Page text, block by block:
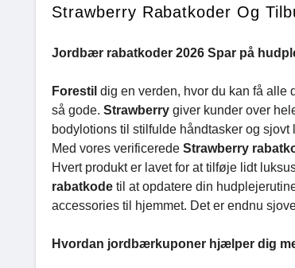
Strawberry Rabatkoder Og
Jordbær rabatkoder 2026 Spar på
Forestil dig en verden, hvor du kan få alle
så gode. Strawberry giver kunder over
bodylotions til stilfulde håndtasker og
Med vores verificerede Strawberry
Hvert produkt er lavet for at tilføje lidt
rabatkode til at opdatere din
accessories til hjemmet. Det er endnu
Hvordan jordbærkuponer hjælper dig